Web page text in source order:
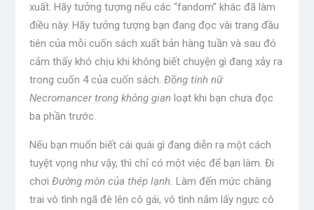
xuất. Hãy tưởng tượng nếu các “fandom” khác đã làm
điều này. Hãy tưởng tượng bạn đang đọc vài trang đầu
tiên của mỗi cuốn sách xuất bản hàng tuần và sau đó
cảm thấy khó chịu khi không biết chuyện gì đang xảy ra
trong cuốn 4 của cuốn sách. Đồng tính nữ
Necromancer trong không gian loạt khi bạn chưa đọc
ba phần trước.
Nếu bạn muốn biết cái quái gì đang diễn ra một cách
tuyệt vọng như vậy, thì chỉ có một việc để bạn làm. Đi
chơi Đường mòn của thép lạnh. Làm đến mức chàng
trai vô tình ngã đè lên cô gái, vô tình nắm lấy ngực cô